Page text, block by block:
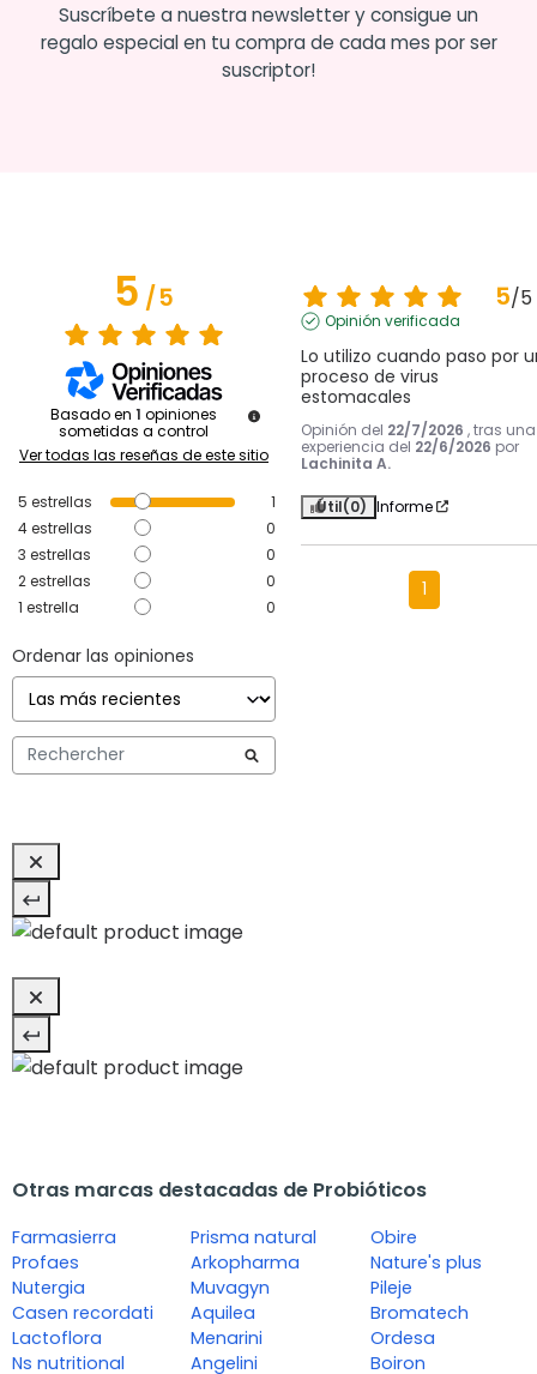
Suscríbete a nuestra newsletter y consigue un
regalo especial en tu compra de cada mes por ser
suscriptor!
5/5
Basado en 1 opiniones
sometidas a control
Ver todas las reseñas de este sitio
5 estrellas
1
4estrellas
0
3 estrellas
0
2estrellas
0
1 estrella 0
Ordenar las opiniones
5/5
Opinión verificada
Lo utilizo cuando paso por
proceso de virus
estomacales
Opinión del 22/7/2026 , tras una
experiencia del 22/6/2026 por
Lachinita A.
Útil(0) Informe
1
Otras marcas destacadas de Probióticos
Farmasierra
Profaes
Nutergia
Casen recordati
Lactoflora
Ns nutritional
Prisma natural
Arkopharma
Muvagyn
Aquilea
Menarini
Angelini
Obire
Nature's plus
Pileje
Bromatech
Ordesa
Boiron